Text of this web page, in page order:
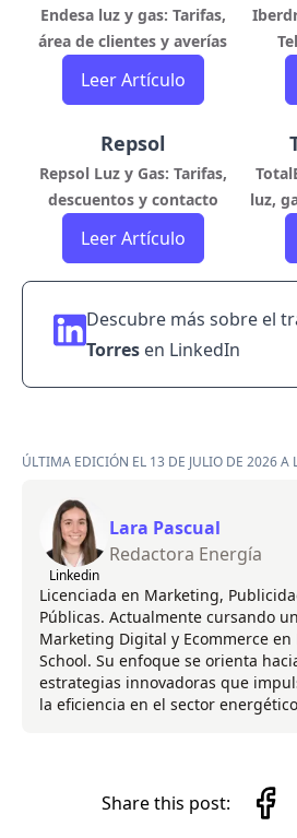
Endesa luz y gas: Tarifas,
área de clientes y averías
Leer Artículo
Repsol
Repsol Luz y Gas: Tarifas,
descuentos y contacto
Leer Artículo
luz,
Descubre más sobre el
Torres en LinkedIn
ÚLTIMA EDICIÓN EL 13 DE JULIO DE 2026 A
Linkedin
Lara Pascual
Redactora Energía
Licenciada en Marketing,
Públicas. Actualmente cursando
Marketing Digital y Ecommerce en
School. Su enfoque se orienta
estrategias innovadoras que
la eficiencia en el sector
Share this post: